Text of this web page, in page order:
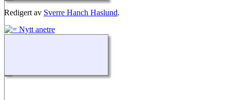
Redigert av Sverre Hanch Haslund.